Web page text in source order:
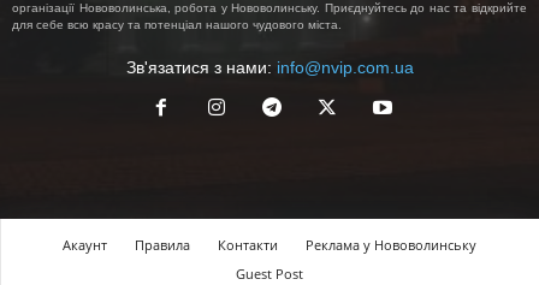
організації Нововолинська, робота у Нововолинську. Приєднуйтесь до нас та відкрийте
для себе всю красу та потенціал нашого чудового міста.
Зв'язатися з нами: info@nvip.com.ua
Акаунт Правила Контакти
Реклама у Нововолинську
Guest Post